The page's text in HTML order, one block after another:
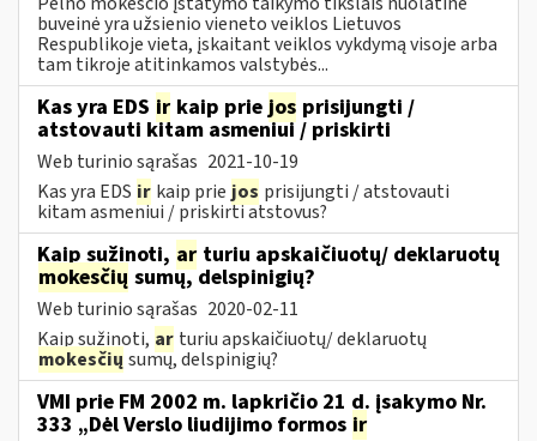
buveinė yra užsienio vieneto veiklos Lietuvos
Respublikoje vieta, įskaitant veiklos vykdymą visoje arba
tam tikroje atitinkamos valstybės...
Kas yra EDS ir kaip prie jos prisijungti /
atstovauti kitam asmeniui / priskirti
Web turinio sąrašas 2021-10-19
Kas yra EDS ir kaip prie jos prisijungti / atstovauti
kitam asmeniui / priskirti atstovus?
Kaip sužinoti, ar turiu apskaičiuotų/ deklaruotų
mokesčių sumų, delspinigių?
Web turinio sąrašas 2020-02-11
Kaip sužinoti, ar turiu apskaičiuotų/ deklaruotų
mokesčių sumų, delspinigių?
VMI prie FM 2002 m. lapkričio 21 d. įsakymo Nr.
333 „Dėl Verslo liudijimo formos ir